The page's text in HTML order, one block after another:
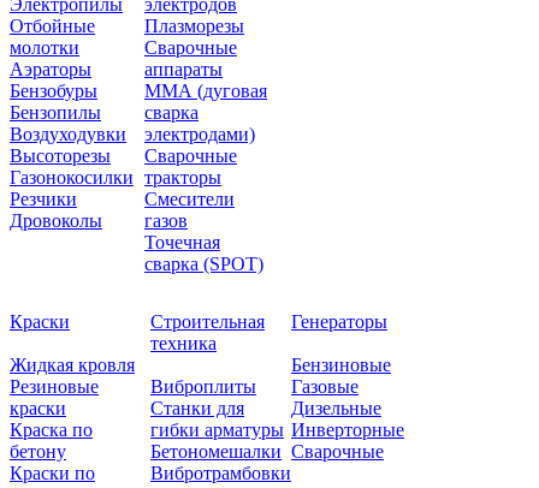
Отбойные
молотки
Аэраторы
Бензобуры
Бензопилы
Воздуходувки
Высоторезы
Газонокосилки
Резчики
Дровоколы
Плазморезы
Сварочные
аппараты
ММА (дуговая
сварка
электродами)
Сварочные
тракторы
Смесители
газов
Точечная
сварка (SPOT)
Краски
Жидкая кровля
Резиновые
краски
Краска по
бетону
Краски по
Строительная
техника
Виброплиты
Станки для
гибки арматуры
Бетономешалки
Вибротрамбовки
Генераторы
Бензиновые
Газовые
Дизельные
Инверторные
Сварочные